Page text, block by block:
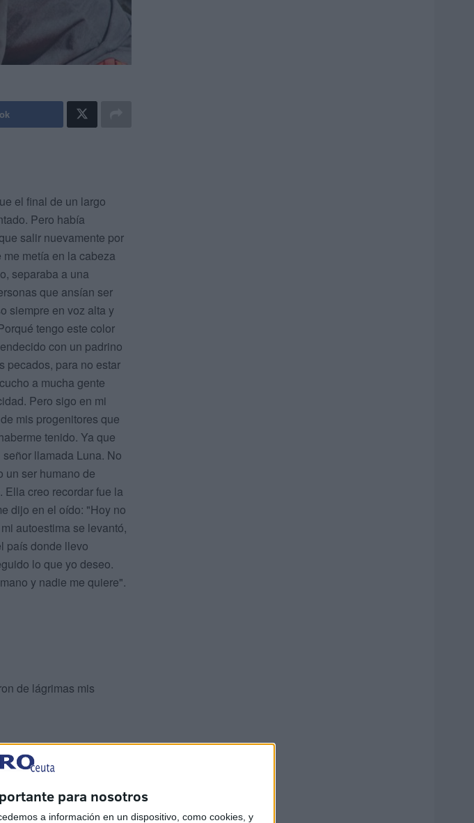
para nosotros
a información en un dispositivo, como cookies, y
el final de un largo
Pero había
salir nuevamente por
metía en la cabeza
separaba a una
que ansían ser
siempre en voz alta y
tengo este color
con un padrino
pecados, para no estar
a mucha gente
Pero sigo en mi
mis progenitores que
tenido. Ya que
llamada Luna. No
un ser humano de
creo recordar fue la
dijo en el oído: "Hoy no
autoestima se levantó,
país donde llevo
lo que yo deseo.
y nadie me quiere".
de lágrimas mis